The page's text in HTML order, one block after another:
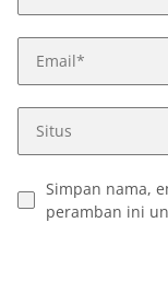
Simpan nama,
peramban ini